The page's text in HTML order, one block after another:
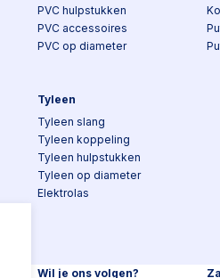
PVC hulpstukken
PVC accessoires
PVC op diameter
Tyleen
Tyleen slang
Tyleen koppeling
Tyleen hulpstukken
Tyleen op diameter
Elektrolas
Wil je ons volgen?